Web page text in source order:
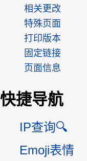
相关更改
特殊页面
打印版本
固定链接
页面信息
快捷导航
IP查询🔍
Emoji表情